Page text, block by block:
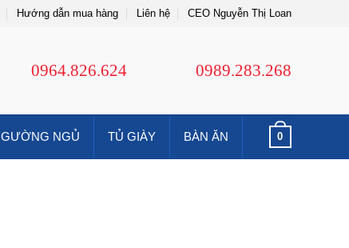
Hướng dẫn mua hàng Liên hệ CEO Nguyễn Thị Loan
0964.826.624 0989.283.268
GƯỜNG NGỦ TỦ GIÀY BÀN ĂN 0